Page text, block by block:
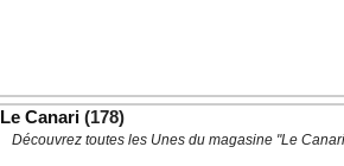
Le Canari (178)
Découvrez toutes les Unes du magasine "Le